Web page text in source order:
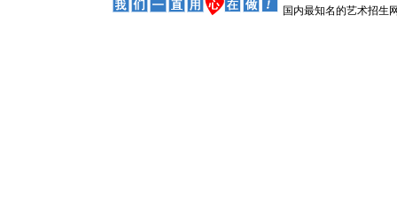
国内最知名的艺术招生